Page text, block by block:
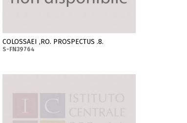
COLOSSAEI ,RO. PROSPECTUS .8.
S-FN39764